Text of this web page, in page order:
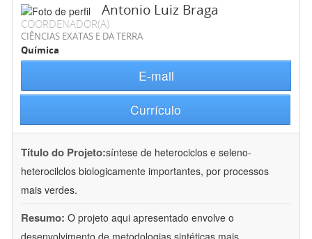
Antonio Luiz Braga
COORDENADOR(A)
CIÊNCIAS EXATAS E DA TERRA
Química
E-mail
Currículo
Título do Projeto:síntese de heterociclos e seleno-
heterocilclos biologicamente importantes, por processos
mais verdes.
Resumo: O projeto aqui apresentado envolve o